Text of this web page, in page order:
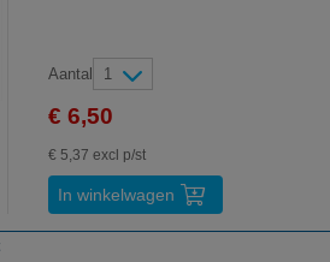
Aantal 1
€ 6,50
€ 5,37 excl p/st
In winkelwagen